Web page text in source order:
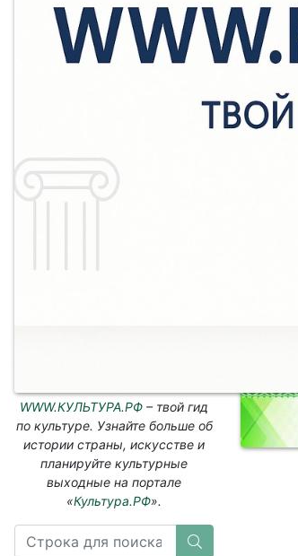
WWW.КУЛЬТУРА.РФ – твой гид
по культуре. Узнайте больше об
истории страны, искусстве и
планируйте культурные
выходные на портале
«Культура.РФ».
их